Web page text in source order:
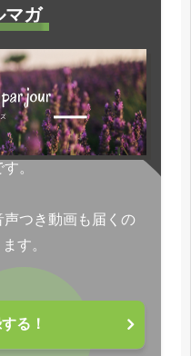
マガ
。
つき動画も届くの
す。
る！